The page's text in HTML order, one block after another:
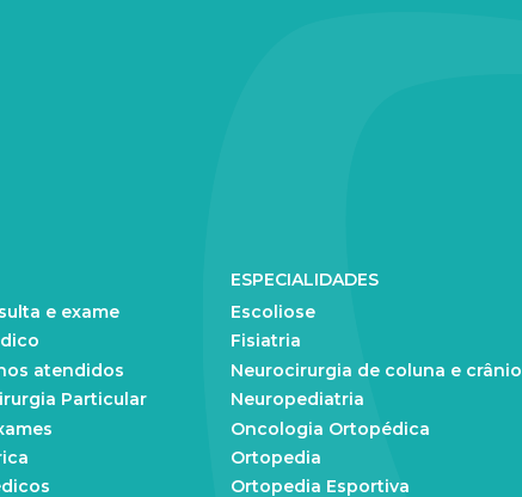
e exame
atendidos
Particular
ESPECIALIDADES
Escoliose
Fisiatria
Neurocirurgia de coluna e crânio
Neuropediatria
Oncologia Ortopédica
Ortopedia
Ortopedia Esportiva